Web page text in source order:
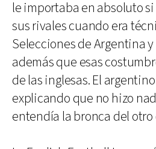
le importaba en absoluto
sus rivales cuando era
Selecciones de Argentina y
además que esas
de las inglesas. El
explicando que no hizo
entendía la bronca del